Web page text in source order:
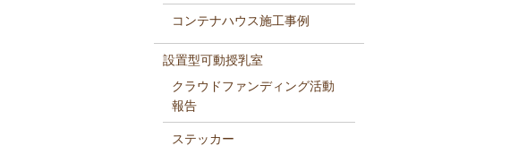
コンテナハウス施工事例
設置型可動授乳室
クラウドファンディング活動
報告
ステッカー